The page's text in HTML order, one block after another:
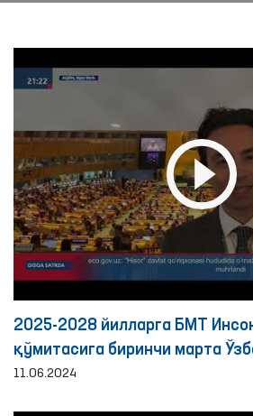
2025-2028 йилларга БМТ
қўмитасига биринчи марта
сайланди
11.06.2024